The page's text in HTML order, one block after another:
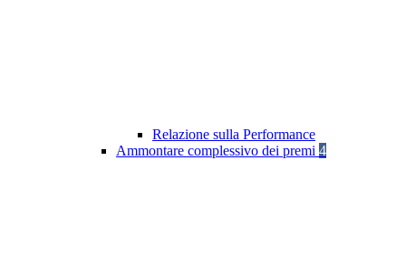
Relazione sulla Performance
Ammontare complessivo dei premi 4